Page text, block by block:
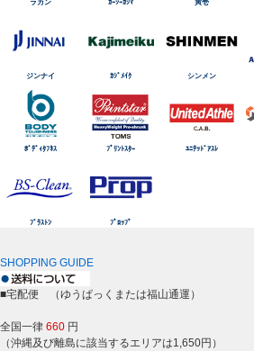
ジンナイ ｶｼﾞﾒｲｸ シンメン
ﾎﾞﾃﾞｨﾀﾌﾈｽ ﾌﾟﾘﾝﾄｽﾀｰ ﾕﾆﾃｯﾄﾞｱｽﾚ
ﾌﾞﾗｽﾄﾝ ﾌﾟﾛｯﾌﾟ
SHOPPING GUIDE
■宅配便 （ゆうぱっくまたは福山通運）
全国一律 660 円
（沖縄及び離島に該当するエリアは1,650円）